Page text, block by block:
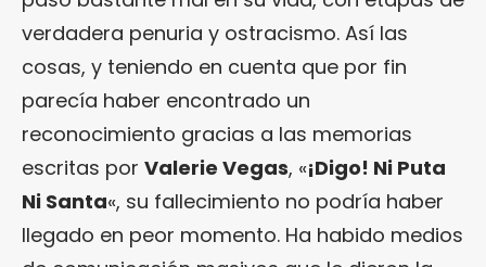
verdadera penuria y ostracismo. Así las
cosas, y teniendo en cuenta que por fin
parecía haber encontrado un
reconocimiento gracias a las memorias
escritas por Valerie Vegas, «¡Digo! Ni Puta
Ni Santa«, su fallecimiento no podría haber
llegado en peor momento. Ha habido medios